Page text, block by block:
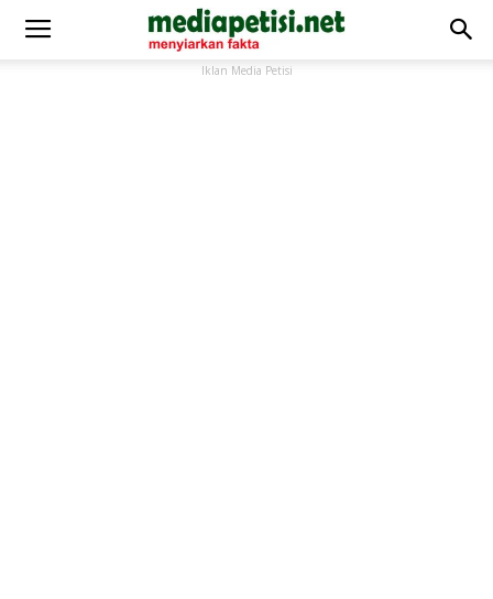
Iklan Media Petisi